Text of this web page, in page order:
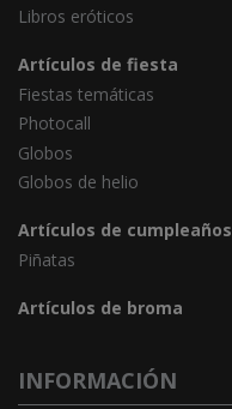
Libros eróticos
Artículos de fiesta
Fiestas temáticas
Photocall
Globos
Globos de helio
Artículos de cumpleaños
Piñatas
Artículos de broma
INFORMACIÓN